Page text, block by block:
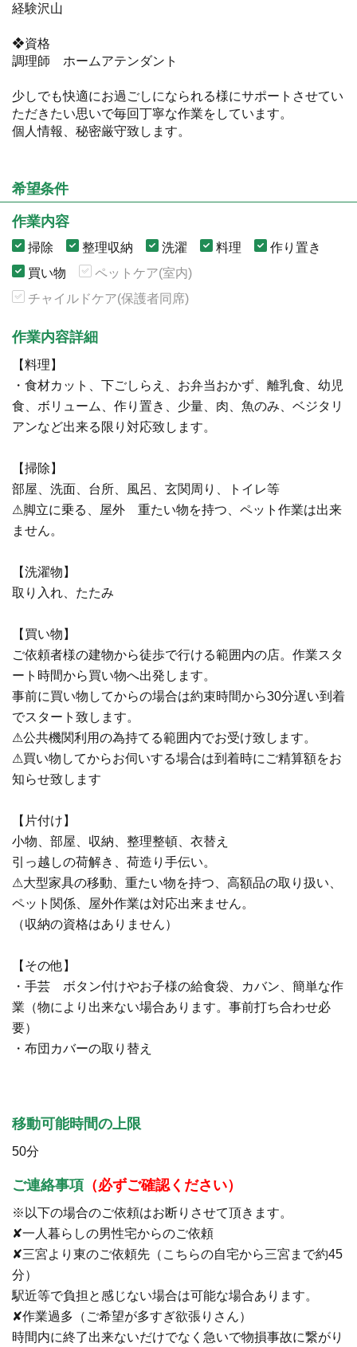
経験沢山
❖資格
調理師 ホームアテンダント
少しでも快適にお過ごしになられる様にサポートさせてい
ただきたい思いで毎回丁寧な作業をしています。
個人情報、秘密厳守致します。
希望条件
作業内容
掃除 整理収納 洗濯 料理
作り置き
買い物
ペットケア(室内)
チャイルドケア(保護者同席)
作業内容詳細
【料理】
・食材カット、下ごしらえ、お弁当おかず、離乳食、幼児
食、ボリューム、作り置き、少量、肉、魚のみ、ベジタリ
アンなど出来る限り対応致します。
【掃除】
部屋、洗面、台所、風呂、玄関周り、トイレ等
⚠脚立に乗る、屋外 重たい物を持つ、ペット作業は出来
ません。
【洗濯物】
取り入れ、たたみ
【買い物】
ご依頼者様の建物から徒歩で行ける範囲内の店。作業スタ
ート時間から買い物へ出発します。
事前に買い物してからの場合は約束時間から30分遅い到着
でスタート致します。
⚠公共機関利用の為持てる範囲内でお受け致します。
⚠買い物してからお伺いする場合は到着時にご精算額をお
知らせ致します
【片付け】
小物、部屋、収納、整理整頓、衣替え
引っ越しの荷解き、荷造り手伝い。
⚠大型家具の移動、重たい物を持つ、高額品の取り扱い、
ペット関係、屋外作業は対応出来ません。
（収納の資格はありません）
【その他】
・手芸 ボタン付けやお子様の給食袋、カバン、簡単な作
業（物により出来ない場合あります。事前打ち合わせ必
要）
・布団カバーの取り替え
移動可能時間の上限
50分
ご連絡事項 （必ずご確認ください）
※以下の場合のご依頼はお断りさせて頂きます。
✘一人暮らしの男性宅からのご依頼
✘三宮より東のご依頼先（こちらの自宅から三宮まで約45
分）
駅近等で負担と感じない場合は可能な場合あります。
✘作業過多（ご希望が多すぎ欲張りさん）
時間内に終了出来ないだけでなく急いで物損事故に繋がり